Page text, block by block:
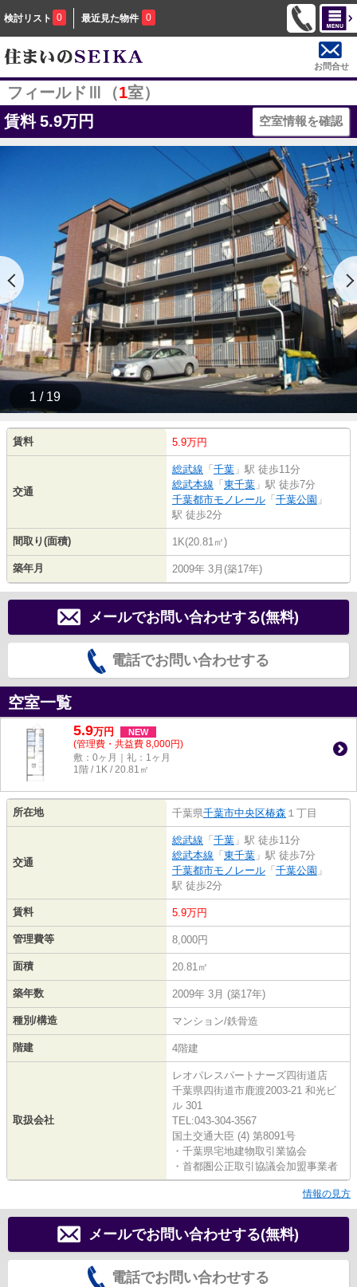
検討リスト 0 最近見た物件 0
お問合せ
フィールドⅢ（1室）
賃料 5.9万円 空室情報を確認
1 / 19
賃料 5.9万円
交通
総武線 「 千葉 」駅 徒歩11分
総武本線 「 東千葉 」駅 徒歩7分
千葉都市モノレール 「 千葉公園 」
駅 徒歩2分
間取り(面積) 1K(20.81㎡)
築年月 2009年 3月(築17年)
メールでお問い合わせする(無料)
電話でお問い合わせする
空室一覧
5.9万円 NEW
(管理費・共益費 8,000円)
敷：0ヶ月｜礼：1ヶ月
1階 / 1K / 20.81㎡
所在地 千葉県千葉市中央区椿森 １丁目
交通
総武線 「 千葉 」駅 徒歩11分
総武本線 「 東千葉 」駅 徒歩7分
千葉都市モノレール 「 千葉公園 」
駅 徒歩2分
賃料 5.9万円
管理費等 8,000円
面積 20.81㎡
築年数 2009年 3月 (築17年)
種別/構造 マンション/鉄骨造
階建 4階建
取扱会社
レオパレスパートナーズ四街道店
千葉県四街道市鹿渡2003-21 和光ビ
ル 301
TEL:043-304-3567
国土交通大臣 (4) 第8091号
・千葉県宅地建物取引業協会
・首都圏公正取引協議会加盟事業者
情報の見方
メールでお問い合わせする(無料)
電話でお問い合わせする